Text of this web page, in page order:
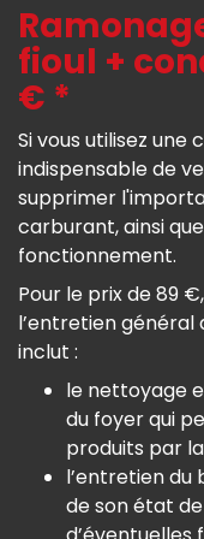
fioul +
€ *
Si vous utilisez une
indispensable de
supprimer
carburant, ainsi
fonctionnement.
Pour le prix de 89
l’entretien général
inclut :
le nettoyage
du foyer qui
produits par
l’entretien
de son état